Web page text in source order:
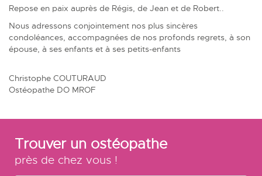
Repose en paix auprès de Régis, de Jean et de Robert..
Nous adressons conjointement nos plus sincères
condoléances, accompagnées de nos profonds regrets, à son
épouse, à ses enfants et à ses petits-enfants
Christophe COUTURAUD
Ostéopathe DO MROF
Trouver un ostéopathe
près de chez vous !